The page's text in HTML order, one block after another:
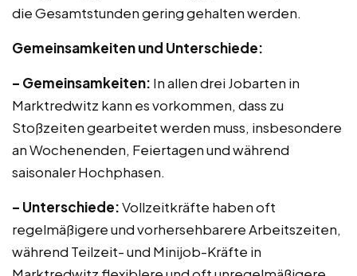
die Gesamtstunden gering gehalten werden.
Gemeinsamkeiten und Unterschiede:
– Gemeinsamkeiten: In allen drei Jobarten in
Marktredwitz kann es vorkommen, dass zu
Stoßzeiten gearbeitet werden muss, insbesondere
an Wochenenden, Feiertagen und während
saisonaler Hochphasen.
– Unterschiede:Vollzeitkräfte haben oft
regelmäßigere und vorhersehbarere Arbeitszeiten,
während Teilzeit- und Minijob-Kräfte in